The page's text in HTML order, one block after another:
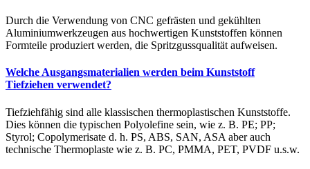
Durch die Verwendung von CNC gefrästen und gekühlten
Aluminium­­werkzeugen aus hochwertigen Kunst­­stoffen können
Formteile produziert werden, die Spritz­guss­qualität aufweisen.
Welche Ausgangsmaterialien werden beim Kunststoff
Tiefziehen verwendet?
Tiefziehfähig sind alle klassischen thermo­plastischen Kunststoffe.
Dies können die typischen Polyolefine sein, wie z. B. PE; PP;
Styrol; Copolymerisate d. h. PS, ABS, SAN, ASA aber auch
technische Thermo­plaste wie z. B. PC, PMMA, PET, PVDF u.s.w.